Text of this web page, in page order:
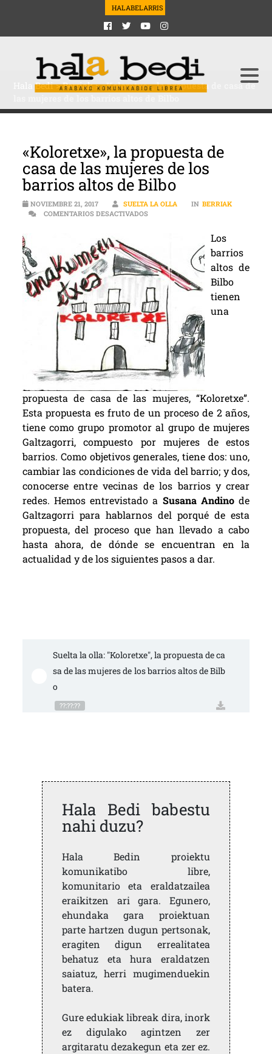
HALABELARRIS
Hala Bedi>Berriak>«Koloretxe», la propuesta de casa de
«Koloretxe», la propuesta de
casa de las mujeres de los
barrios altos de Bilbo
NOVIEMBRE 21, 2017 SUELTA LA OLLA IN BERRIAK
COMENTARIOS DESACTIVADOSEN «KOLORETXE», LA PROPUESTA
Los
barrios
altos de
Bilbo
tienen
una
propuesta de casa de las mujeres, “Koloretxe”.
Esta propuesta es fruto de un proceso de 2 años,
tiene como grupo promotor al grupo de mujeres
Galtzagorri, compuesto por mujeres de estos
barrios. Como objetivos generales, tiene dos: uno,
cambiar las condiciones de vida del barrio; y dos,
conocerse entre vecinas de los barrios y crear
redes. Hemos entrevistado a Susana Andinode
Galtzagorri para hablarnos del porqué de esta
propuesta, del proceso que han llevado a cabo
hasta ahora, de dónde se encuentran en la
actualidad y de los siguientes pasos a dar.
Suelta la olla: "Koloretxe", la propuesta de ca
sa de las mujeres de los barrios altos de Bilb
o
??:??:??
Hala Bedi babestu
nahi duzu?
Hala Bedin proiektu
komunikatibo libre,
komunitario eta eraldatzailea
eraikitzen ari gara. Egunero,
ehundaka gara proiektuan
parte hartzen dugun pertsonak,
eragiten digun errealitatea
behatuz eta hura eraldatzen
saiatuz, herri mugimenduekin
batera.
Gure edukiak libreak dira, inork
ez digulako agintzen zer
argitaratu dezakegun eta zer ez.